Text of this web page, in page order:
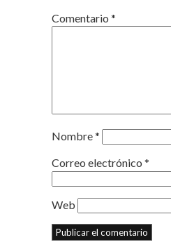
Comentario *
Nombre*
Correo electrónico *
Web